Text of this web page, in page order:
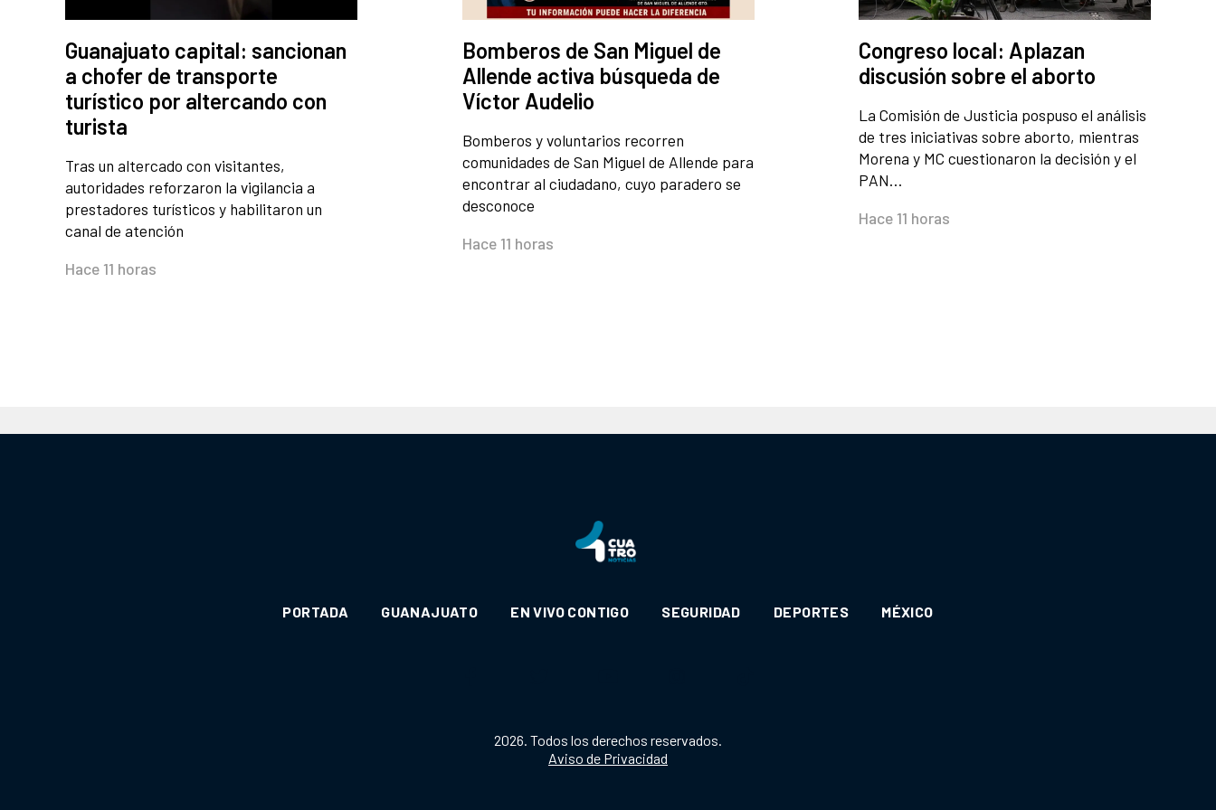
Guanajuato capital: sancionan
a chofer de transporte
turístico por altercando con
turista
Tras un altercado con visitantes,
autoridades reforzaron la vigilancia a
prestadores turísticos y habilitaron un
canal de atención
Hace 11 horas
Bomberos de San Miguel de
Allende activa búsqueda de
Víctor Audelio
Bomberos y voluntarios recorren
comunidades de San Miguel de Allende para
encontrar al ciudadano, cuyo paradero se
desconoce
Hace 11 horas
Congreso local: Aplazan
discusión sobre el aborto
La Comisión de Justicia pospuso el análisis
de tres iniciativas sobre aborto, mientras
Morena y MC cuestionaron la decisión y el
PAN…
Hace 11 horas
PORTADA GUANAJUATO EN VIVO CONTIGO SEGURIDAD DEPORTES MÉXICO
2026. Todos los derechos reservados.
Aviso de Privacidad